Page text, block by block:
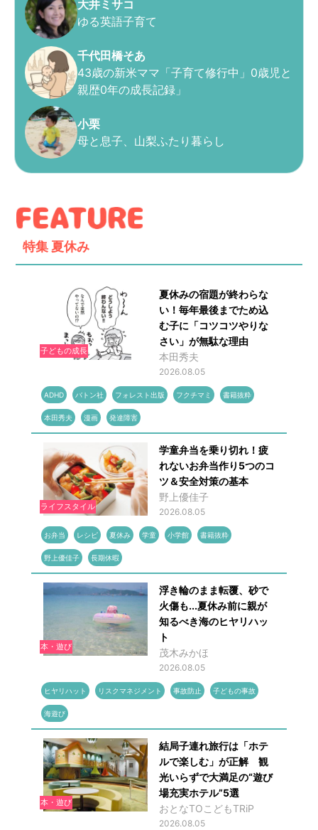
大井ミサコ
ゆる英語子育て
千代田橋そあ
43歳の新米ママ「子育て修行中」0歳児と
親歴0年の成長記録」
小栗
母と息子、山梨ふたり暮らし
特集 夏休み
子どもの成長
夏休みの宿題が終わらな
い！毎年最後までため込
む子に「コツコツやりな
さい」が無駄な理由
本田秀夫
2026.08.05
ADHD バトン社 フォレスト出版 フクチマミ 書籍抜粋
本田秀夫 漫画 発達障害
ライフスタイル
学童弁当を乗り切れ！疲
れないお弁当作り5つのコ
ツ＆安全対策の基本
野上優佳子
2026.08.05
お弁当 レシピ 夏休み 学童 小学館 書籍抜粋
野上優佳子 長期休暇
本・遊び
浮き輪のまま転覆、砂で
火傷も...夏休み前に親が
知るべき海のヒヤリハッ
ト
茂木みかほ
2026.08.05
ヒヤリハット リスクマネジメント 事故防止 子どもの事故
海遊び
本・遊び
結局子連れ旅行は「ホテ
ルで楽しむ」が正解 観
光いらずで大満足の“遊び
場充実ホテル”5選
おとなTOこどもTRiP
2026.08.05